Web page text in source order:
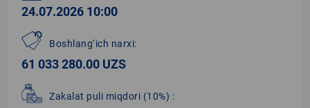
24.07.2026 10:00
Boshlang‘ich narxi:
61 033 280.00 UZS
Zakalat puli miqdori (10%) :